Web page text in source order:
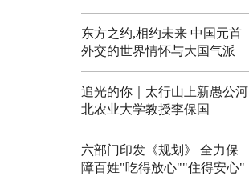
东方之约,相约未来 中国元首
外交的世界情怀与大国气派
追光的你｜太行山上新愚公河
北农业大学教授李保国
六部门印发《规划》 全力保
障百姓"吃得放心""住得安心"